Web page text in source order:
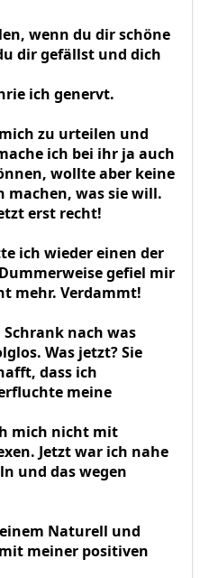
wenn du dir schöne
dir gefällst und dich
ich genervt.
zu urteilen und
ich bei ihr ja auch
wollte aber keine
machen, was sie will.
erst recht!
ich wieder einen der
gefiel mir
mehr. Verdammt!
nach was
Was jetzt? Sie
dass ich
meine
mich nicht mit
Jetzt war ich nahe
und das wegen
Naturell und
meiner positiven